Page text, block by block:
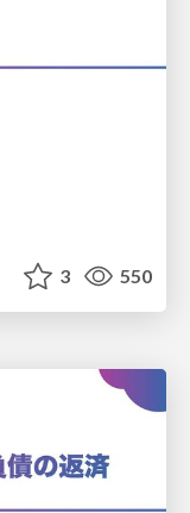
3 550